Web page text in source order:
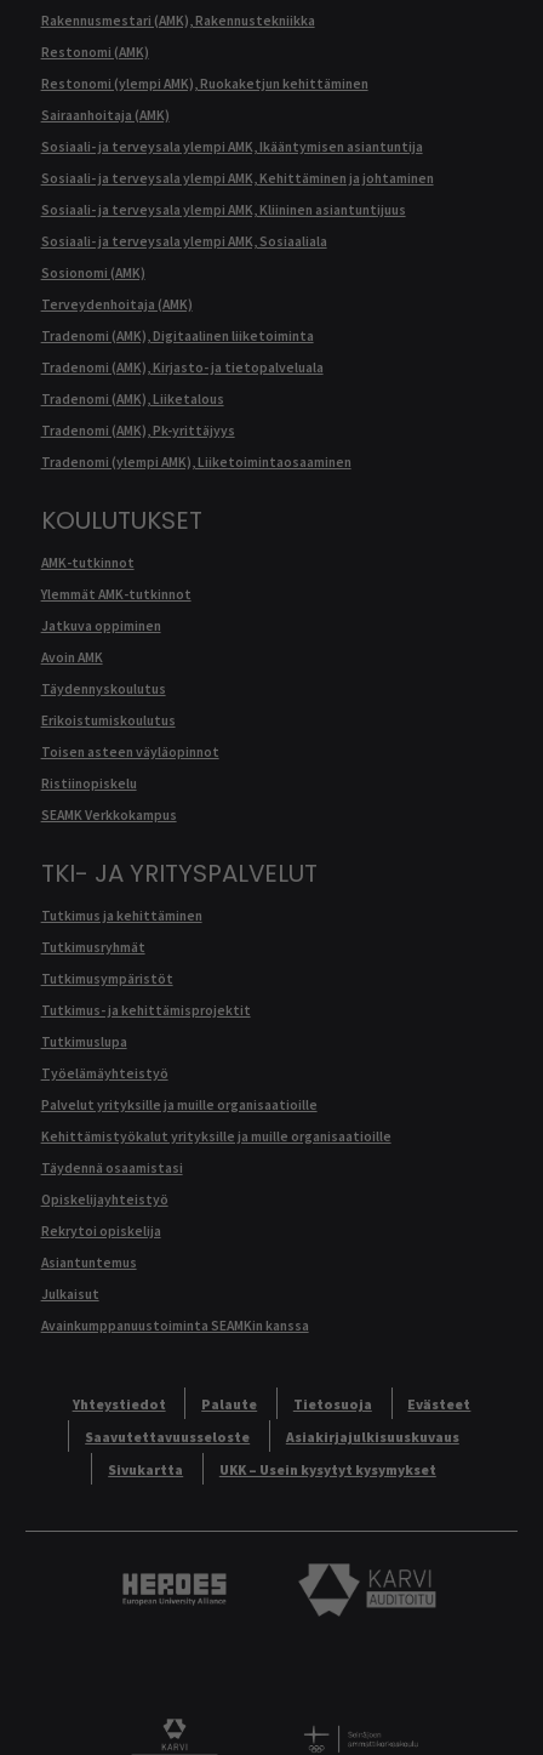
Rakennusmestari (AMK), Rakennustekniikka
Restonomi (AMK)
Restonomi (ylempi AMK), Ruokaketjun kehittäminen
Sairaanhoitaja (AMK)
Sosiaali- ja terveysala ylempi AMK, Ikääntymisen asiantuntija
Sosiaali- ja terveysala ylempi AMK, Kehittäminen ja johtaminen
Sosiaali- ja terveysala ylempi AMK, Kliininen asiantuntijuus
Sosiaali- ja terveysala ylempi AMK, Sosiaaliala
Sosionomi (AMK)
Terveydenhoitaja (AMK)
Tradenomi (AMK), Digitaalinen liiketoiminta
Tradenomi (AMK), Kirjasto- ja tietopalveluala
Tradenomi (AMK), Liiketalous
Tradenomi (AMK), Pk-yrittäjyys
Tradenomi (ylempi AMK), Liiketoimintaosaaminen
KOULUTUKSET
AMK-tutkinnot
Ylemmät AMK-tutkinnot
Jatkuva oppiminen
Avoin AMK
Täydennyskoulutus
Erikoistumiskoulutus
Toisen asteen väyläopinnot
Ristiinopiskelu
SEAMK Verkkokampus
TKI- JA YRITYSPALVELUT
Tutkimus ja kehittäminen
Tutkimusryhmät
Tutkimusympäristöt
Tutkimus- ja kehittämisprojektit
Tutkimuslupa
Työelämäyhteistyö
Palvelut yrityksille ja muille organisaatioille
Kehittämistyökalut yrityksille ja muille organisaatioille
Täydennä osaamistasi
Opiskelijayhteistyö
Rekrytoi opiskelija
Asiantuntemus
Julkaisut
Avainkumppanuustoiminta SEAMKin kanssa
Yhteystiedot Palaute Tietosuoja
Evästeet
Saavutettavuusseloste
Asiakirjajulkisuuskuvaus
Sivukartta
UKK – Usein kysytyt kysymykset
Heroes European University Alliance logo
Karvi Auditoitu logo